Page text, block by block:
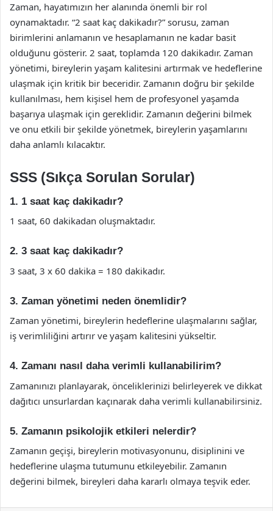
Zaman, hayatımızın her alanında önemli bir rol
oynamaktadır. “2 saat kaç dakikadır?” sorusu, zaman
birimlerini anlamanın ve hesaplamanın ne kadar basit
olduğunu gösterir. 2 saat, toplamda 120 dakikadır. Zaman
yönetimi, bireylerin yaşam kalitesini artırmak ve hedeflerine
ulaşmak için kritik bir beceridir. Zamanın doğru bir şekilde
kullanılması, hem kişisel hem de profesyonel yaşamda
başarıya ulaşmak için gereklidir. Zamanın değerini bilmek
ve onu etkili bir şekilde yönetmek, bireylerin yaşamlarını
daha anlamlı kılacaktır.
SSS (Sıkça Sorulan Sorular)
1. 1 saat kaç dakikadır?
1 saat, 60 dakikadan oluşmaktadır.
2. 3 saat kaç dakikadır?
3 saat, 3 x 60 dakika = 180 dakikadır.
3. Zaman yönetimi neden önemlidir?
Zaman yönetimi, bireylerin hedeflerine ulaşmalarını sağlar,
iş verimliliğini artırır ve yaşam kalitesini yükseltir.
4. Zamanı nasıl daha verimli kullanabilirim?
Zamanınızı planlayarak, önceliklerinizi belirleyerek ve dikkat
dağıtıcı unsurlardan kaçınarak daha verimli kullanabilirsiniz.
5. Zamanın psikolojik etkileri nelerdir?
Zamanın geçişi, bireylerin motivasyonunu, disiplinini ve
hedeflerine ulaşma tutumunu etkileyebilir. Zamanın
değerini bilmek, bireyleri daha kararlı olmaya teşvik eder.